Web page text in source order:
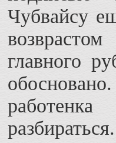
Чубвайсу
главного